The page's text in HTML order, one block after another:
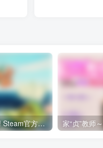
驯服它！Tame It! Steam官方中文版+全DLC重制版（PC端）